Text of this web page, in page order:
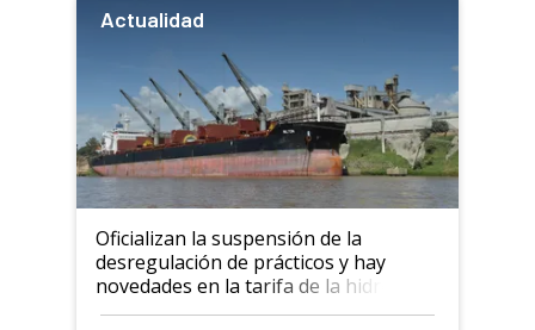
Actualidad
Oficializan la suspensión de la
desregulación de prácticos y hay
novedades en la tarifa de la hidrovía